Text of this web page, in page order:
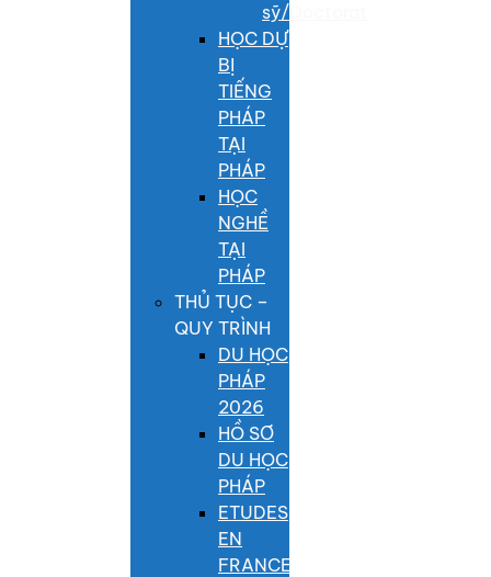
sỹ/Doctorat
HỌC DỰ
BỊ
TIẾNG
PHÁP
TẠI
PHÁP
HỌC
NGHỀ
TẠI
PHÁP
THỦ TỤC –
QUY TRÌNH
DU HỌC
PHÁP
2026
HỒ SƠ
DU HỌC
PHÁP
ETUDES
EN
FRANCE